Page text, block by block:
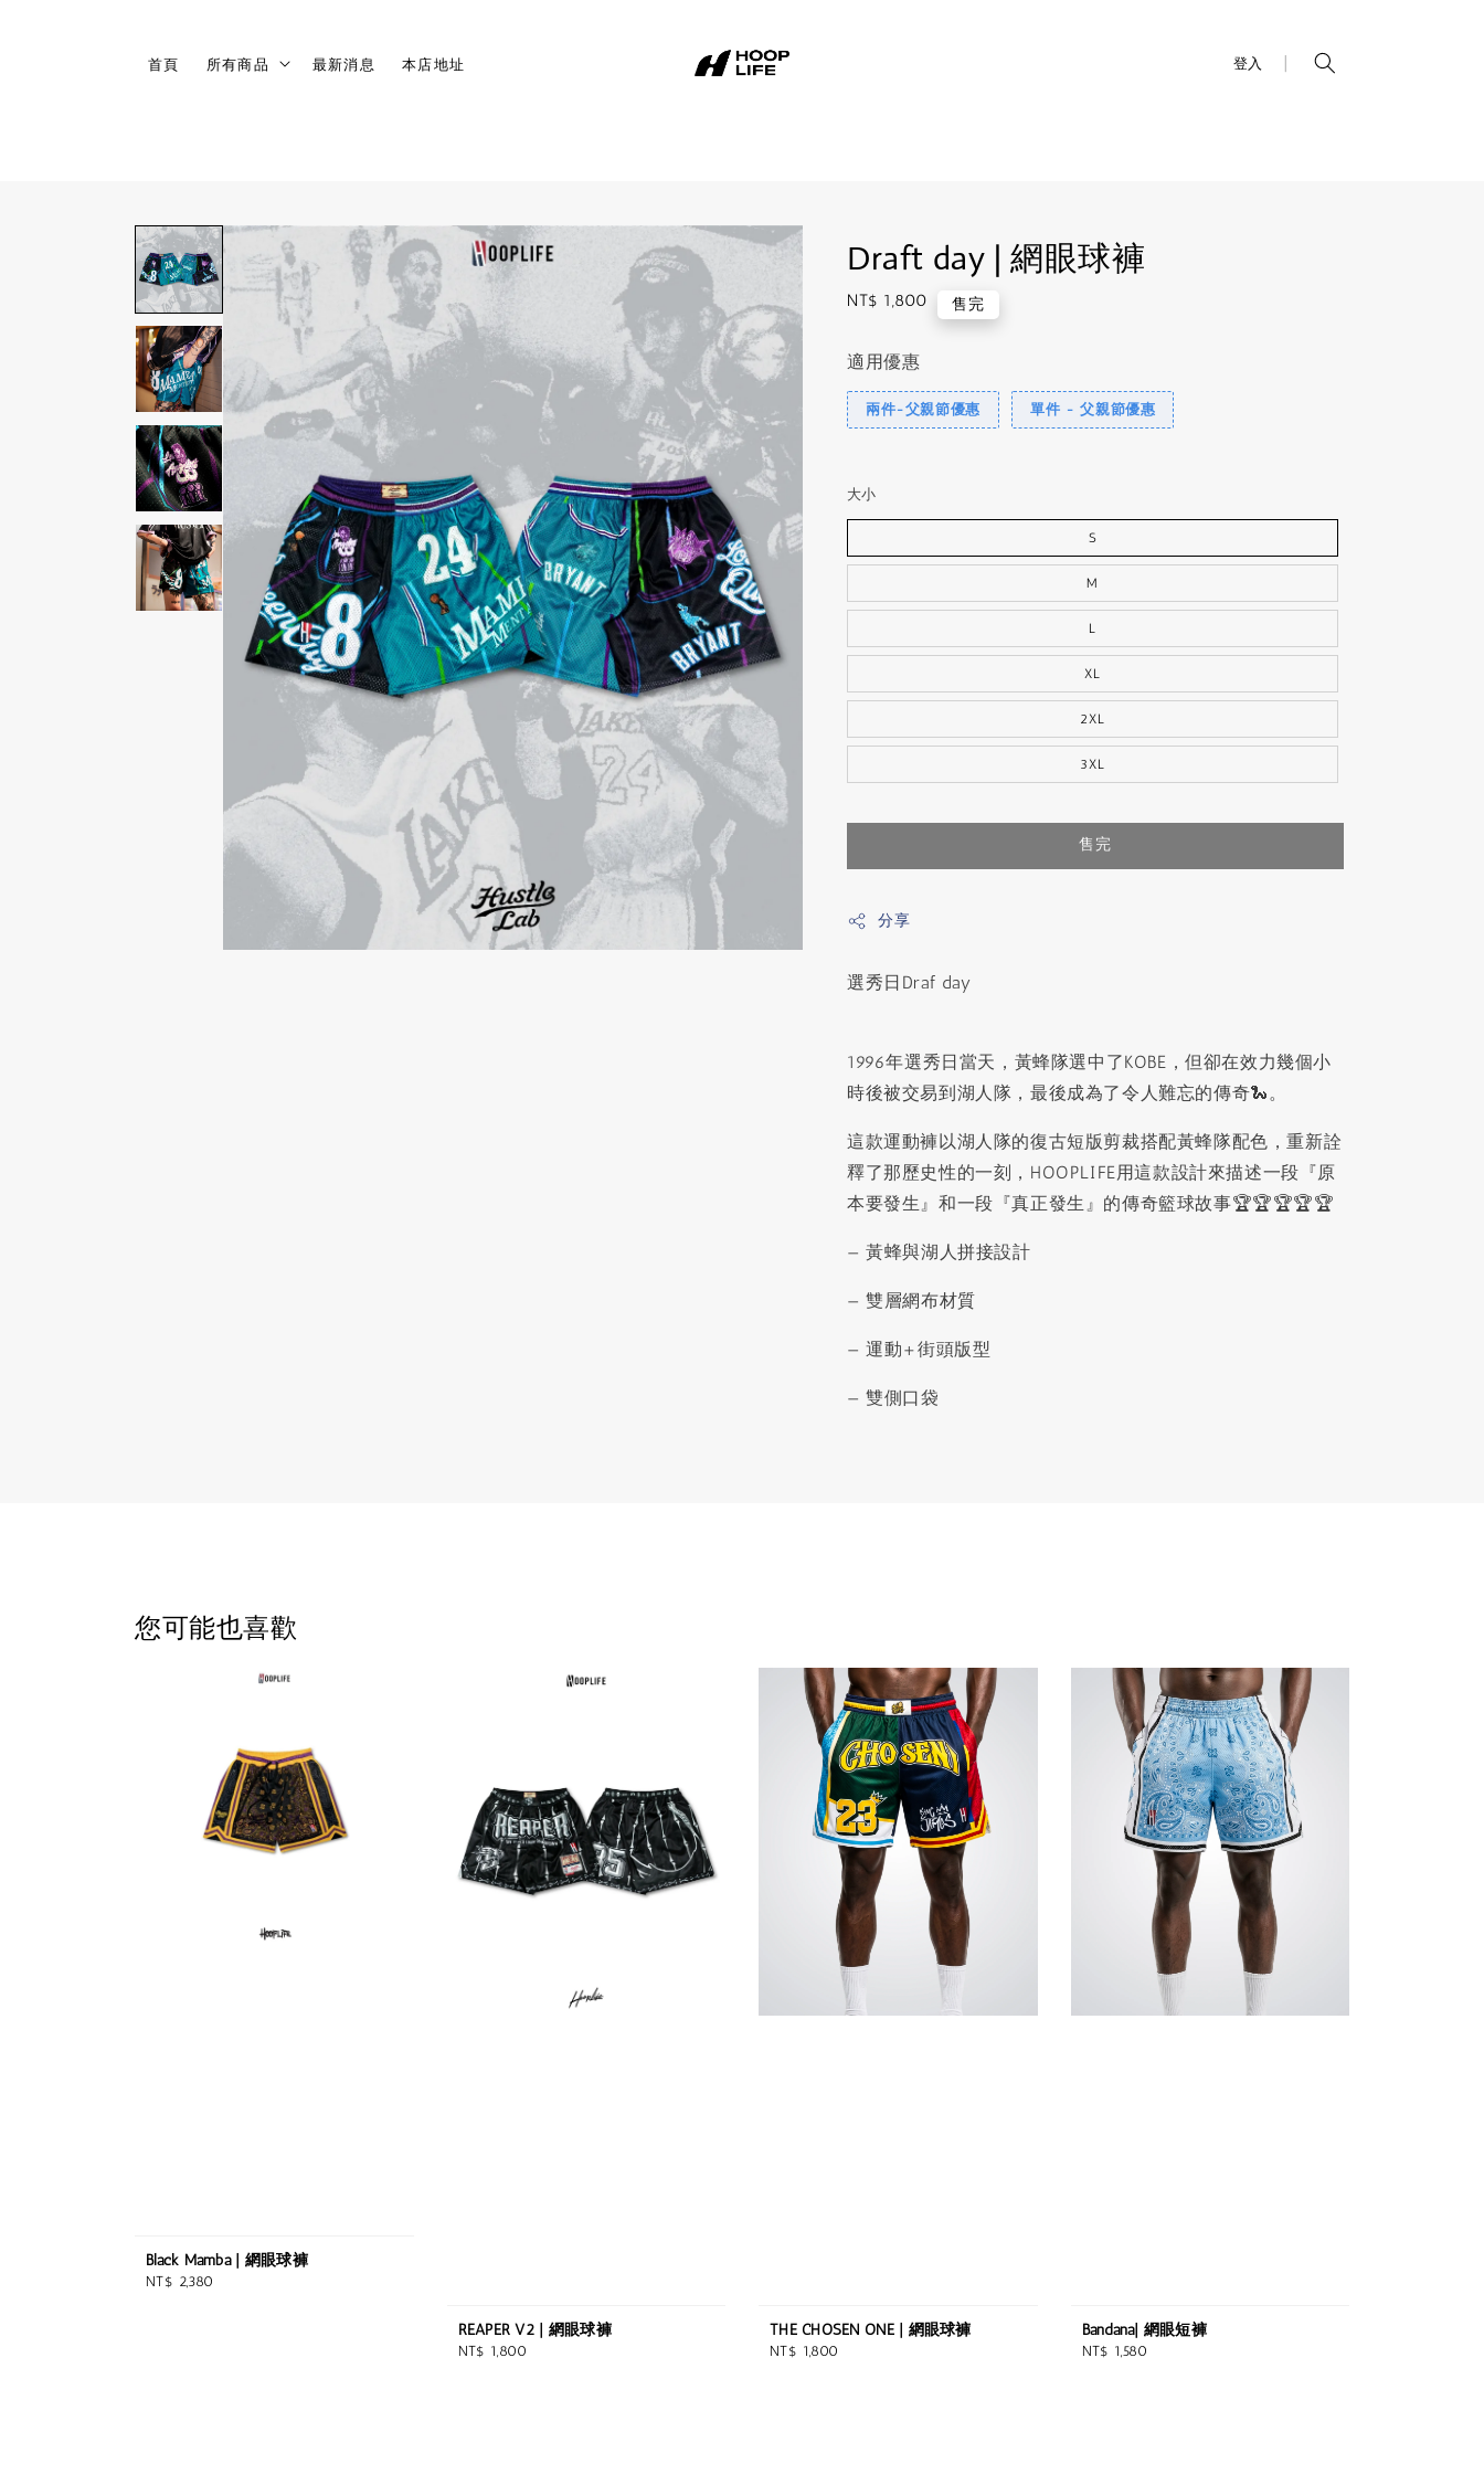
首頁 所有商品 最新消息 本店地址 登入 |
Draft day | 網眼球褲
Regular
NT$ 1,800 售完
適用優惠
兩件-父親節優惠 單件 - 父親節優惠
大小
S
M
L
XL
2XL
3XL
售完
分享
選秀日Draf day
1996年選秀日當天，黃蜂隊選中了KOBE，但卻在效力幾個小
時後被交易到湖人隊，最後成為了令人難忘的傳奇🐍。
這款運動褲以湖人隊的復古短版剪裁搭配黃蜂隊配色，重新詮
釋了那歷史性的一刻，HOOPLIFE用這款設計來描述一段『原
本要發生』和一段『真正發生』的傳奇籃球故事🏆🏆🏆🏆🏆
— 黃蜂與湖人拼接設計
— 雙層網布材質
— 運動+街頭版型
— 雙側口袋
您可能也喜歡
Black Mamba | 網眼球褲
Regular
NT$ 2,380
REAPER V2 | 網眼球褲
Regular
NT$ 1,800
THE CHOSEN ONE | 網眼球褲
Regular
NT$ 1,800
Bandana| 網眼短褲
Regular
NT$ 1,580